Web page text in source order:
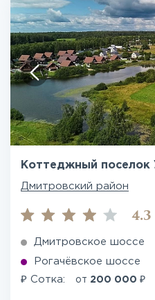
Коттеджный
Дмитровский район
4.3
Дмитровское шоссе
Рогачёвское шоссе
₽ Сотка: от 200 000 ₽